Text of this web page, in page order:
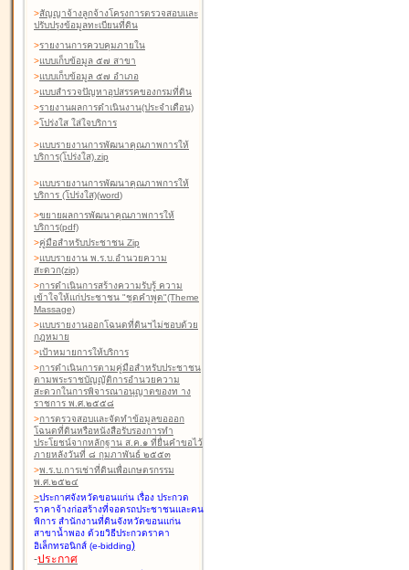
>สัญญาจ้างลูกจ้างโครงการตรวจสอบและ
ปรับปรุงข้อมูลทะเบียนที่ดิน
>รายงานการควบคุมภายใน
>แบบเก็บข้อมูล ๕๗ สาขา
>แบบเก็บข้อมูล ๕๗ อำเภอ
>แบบสำรวจปัญหาอุปสรรคของกรมที่ดิน
>รายงานผลการดำเนินงาน(ประจำเดือน)
>โปร่งใส ใส่ใจบริการ
>แบบรายงานการพัฒนาคุณภาพการให้
บริการ(โปร่งใส).zip
>แบบรายงานการพัฒนาคุณภาพการให้
บริการ (โปร่งใส)(word)
>ขยายผลการพัฒนาคุณภาพการให้
บริการ(pdf)
>คู่มือสำหรับประชาชน Zip
>แบบรายงาน พ.ร.บ.อำนวยความ
สะดวก(zip)
>การดำเนินการสร้างความรับรู้ ความ
เข้าใจให้แก่ประชาชน "ชุดคำพูด"(Theme
Massage)
>แบบรายงานออกโฉนดที่ดินฯไม่ชอบด้วย
กฎหมาย
>เป้าหมายการให้บริการ
>การดำเนินการตามคู่มือสำหรับประชาชน
ตามพระราชบัญญัติการอำนวยความ
สะดวกในการพิจารณาอนุญาตของท าง
ราชการ พ.ศ.๒๕๕๘
>การตรวจสอบและจัดทำข้อมูลขอออก
โฉนดที่ดินหรือหนังสือรับรองการทำ
ประโยชน์จากหลักฐาน ส.ค.๑ ที่ยื่นคำขอไว้
ภายหลังวันที่ ๘ กุมภาพันธ์ ๒๕๕๓
>พ.ร.บ.การเช่าที่ดินเพื่อเกษตรกรรม
พ.ศ.๒๕๒๔
>ประกาศจังหวัดขอนแก่น เรื่อง ประกวด
ราคาจ้างก่อสร้างที่จอดรถประชาชนและคน
พิการ สำนักงานที่ดินจังหวัดขอนแก่น
สาขาน้ำพอง ด้วยวิธีประกวดราคา
อิเล็กทรอนิกส์ (e-bidding)
-ประกาศ